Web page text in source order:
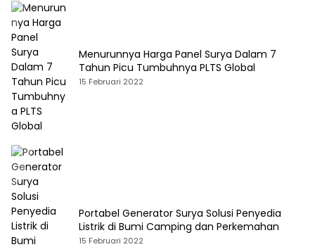
Menurunnya Harga Panel Surya Dalam 7
Tahun Picu Tumbuhnya PLTS Global
15 Februari 2022
Portabel Generator Surya Solusi Penyedia
Listrik di Bumi Camping dan Perkemahan
15 Februari 2022